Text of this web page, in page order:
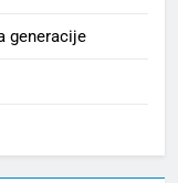
generacije